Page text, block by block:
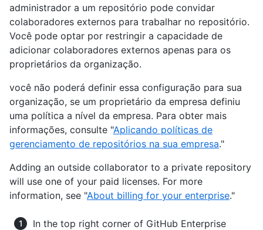
administrador a um repositório pode convidar
colaboradores externos para trabalhar no repositório.
Você pode optar por restringir a capacidade de
adicionar colaboradores externos apenas para os
proprietários da organização.
você não poderá definir essa configuração para sua
organização, se um proprietário da empresa definiu
uma política a nível da empresa. Para obter mais
informações, consulte "Aplicando políticas de
gerenciamento de repositórios na sua empresa."
Adding an outside collaborator to a private repository
will use one of your paid licenses. For more
information, see "About billing for your enterprise."
In the top right corner of GitHub Enterprise